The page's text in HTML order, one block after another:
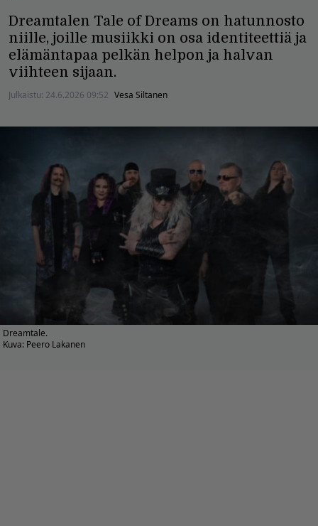
Dreamtalen Tale of Dreams on hatunnosto
niille, joille musiikki on osa identiteettiä ja
elämäntapaa pelkän helpon ja halvan
viihteen sijaan.
Julkaistu: 24.6.2026 09:52 Vesa Siltanen
Dreamtale.
Kuva: Peero Lakanen